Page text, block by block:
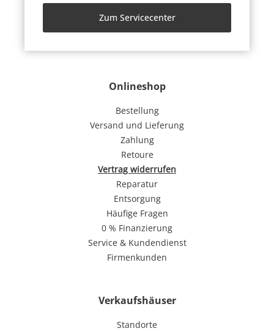
Onlineshop
Bestellung
Versand und Lieferung
Zahlung
Retoure
Vertrag widerrufen
Reparatur
Entsorgung
Häufige Fragen
0 % Finanzierung
Service & Kundendienst
Firmenkunden
Verkaufshäuser
Standorte
Zum Servicecenter